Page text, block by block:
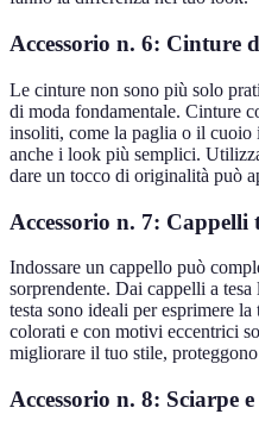
Accessorio n. 6: Cinture
Le cinture non sono più solo
di moda fondamentale. Cinture
insoliti, come la paglia o il cuoio
anche i look più semplici.
dare un tocco di originalità può
Accessorio n. 7: Cappelli
Indossare un cappello può
sorprendente. Dai cappelli a
testa sono ideali per esprimere
colorati e con motivi eccentrici
migliorare il tuo stile,
Accessorio n. 8: Sciarpe